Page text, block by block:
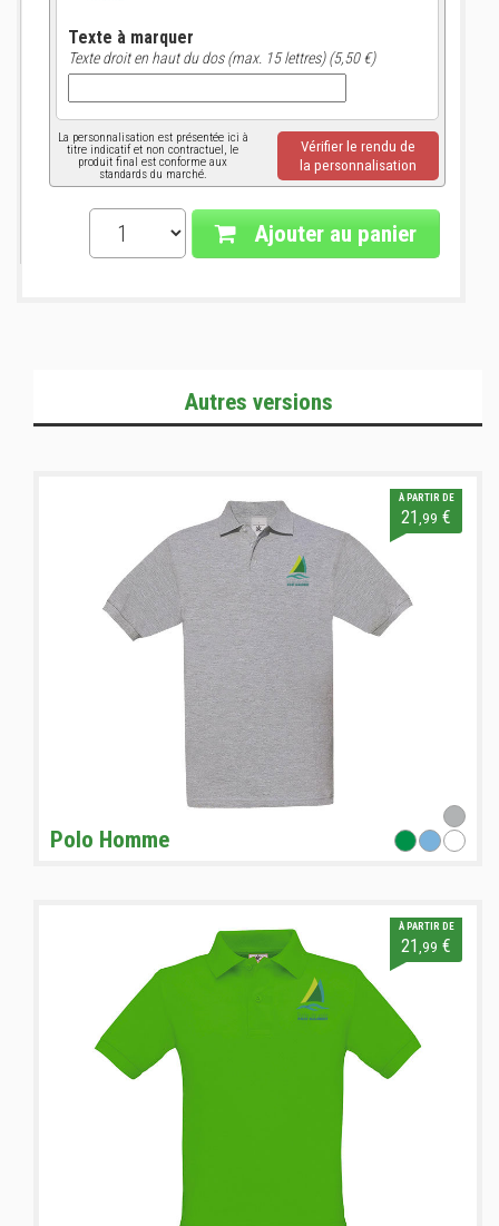
Texte à marquer
Texte droit en haut du dos (max. 15 lettres) (5,50 €)
La personnalisation est présentée ici à
titre indicatif et non contractuel, le
produit final est conforme aux
standards du marché.
Vérifier le rendu de
la personnalisation
Ajouter au panier
Autres versions
À PARTIR DE
21 ,99 €
Polo Homme
À PARTIR DE
21 ,99 €